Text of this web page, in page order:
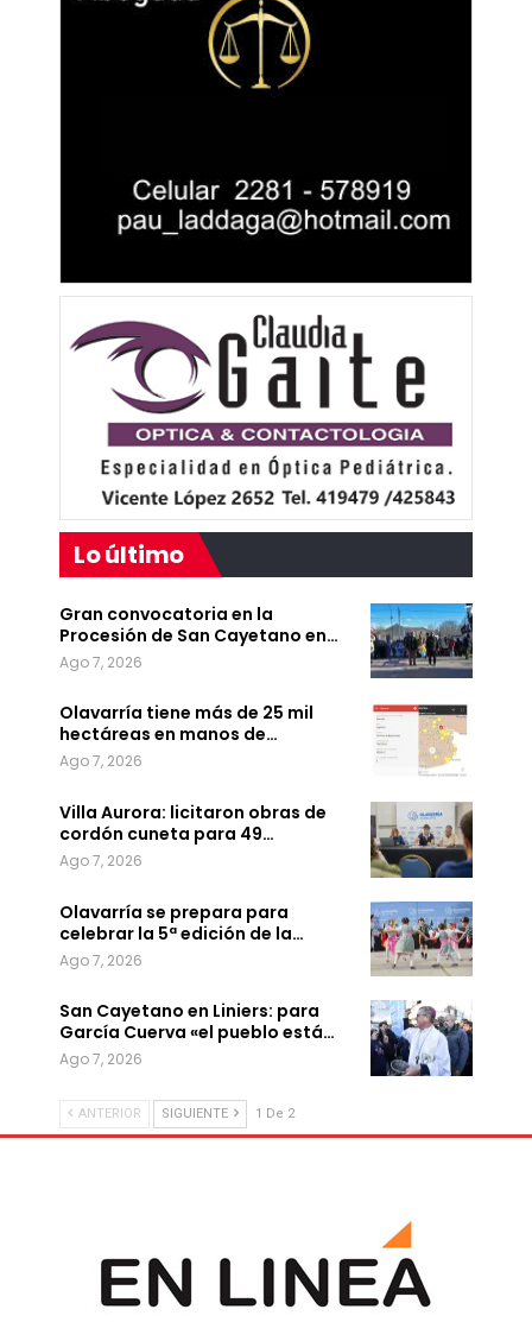
Lo último
Gran convocatoria en la
Procesión de San Cayetano en…
Ago 7, 2026
Olavarría tiene más de 25 mil
hectáreas en manos de…
Ago 7, 2026
Villa Aurora: licitaron obras de
cordón cuneta para 49…
Ago 7, 2026
Olavarría se prepara para
celebrar la 5ª edición de la…
Ago 7, 2026
San Cayetano en Liniers: para
García Cuerva «el pueblo está…
Ago 7, 2026
ANTERIOR SIGUIENTE 1 De 2